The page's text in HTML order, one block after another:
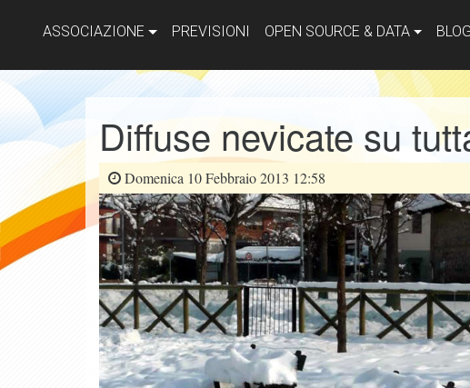
ASSOCIAZIONE PREVISIONI OPEN SOURCE & DATA BLOG
Diffuse nevicate su
Domenica 10 Febbraio 2013 12:58